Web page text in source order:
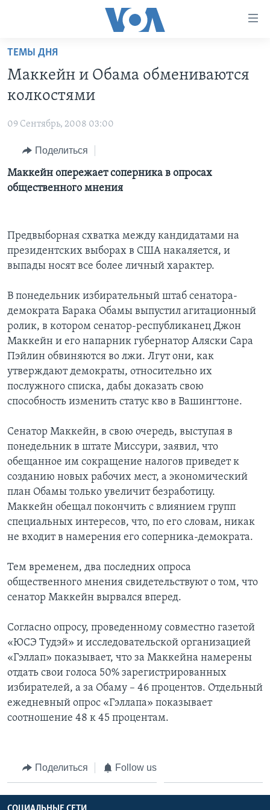
Перейти
основной
контент
навигации
Перейти
НОВОСТИ ЗА МИНУТУ
ИТОГИ
ПОЧЕМУ ЭТО ВАЖНО?
ДИСКУССИЯ VOA
НЬЮ-ЙОРК NEW YORK
АМЕРИКА. БОЛЬШОЕ ПУТЕШЕСТВИЕ
УЧИМ АНГЛИЙСКИЙ
НАША АМЕРИКАНСКАЯ ИСТОРИЯ
А КАК В АМЕРИКЕ?
АРТЕФАКТЫ
ТЕСТЫ
ЭКСПЕРТИЗА
ИНТЕРВЬЮ
ФАКТЫ ПРОТИВ ФЕЙКОВ
ЗА СВОБОДУ ПРЕССЫ
ВИДЕО
ПОДПИСКА НА НОВОСТИ
Learning English
СОЦИАЛЬНЫЕ СЕТИ
Языки
ТЕМЫ ДНЯ
Маккейн и Обама обмениваются
колкостями
09 Сентябрь, 2008 03:00
Поделиться
Маккейн опережает соперника в опросах
общественного мнения
Предвыборная схватка между кандидатами на
президентских выборах в США накаляется, и
выпады носят все более личный характер.
В понедельник избирательный штаб сенатора-
демократа Барака Обамы выпустил агитационный
ролик, в котором сенатор-республиканец Джон
Маккейн и его напарник губернатор Аляски Сара
Пэйлин обвиняются во лжи. Лгут они, как
утверждают демократы, относительно их
послужного списка, дабы доказать свою
способность изменить статус кво в Вашингтоне.
Сенатор Маккейн, в свою очередь, выступая в
понедельник в штате Миссури, заявил, что
обещанное им сокращение налогов приведет к
созданию новых рабочих мест, а экономический
план Обамы только увеличит безработицу.
Маккейн обещал покончить с влиянием групп
специальных интересов, что, по его словам, никак
не входит в намерения его соперника-демократа.
Тем временем, два последних опроса
общественного мнения свидетельствуют о том, что
сенатор Маккейн вырвался вперед.
Согласно опросу, проведенному совместно газетой
«ЮСЭ Тудэй» и исследовательской организацией
«Гэллап» показывает, что за Маккейна намерены
отдать свои голоса 50% зарегистрированных
избирателей, а за Обаму – 46 процентов. Отдельный
ежедневный опрос «Гэллапа» показывает
соотношение 48 к 45 процентам.
Поделиться Follow us